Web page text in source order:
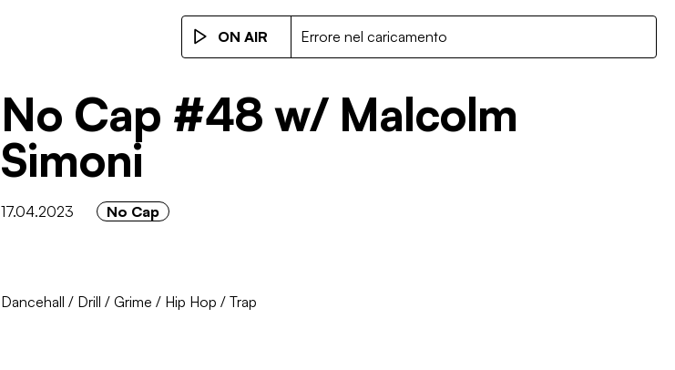
ON AIR Errore nel caricamento
No Cap #48 w/ Malcolm
Simoni
17.04.2023 No Cap
Dancehall / Drill / Grime / Hip Hop / Trap